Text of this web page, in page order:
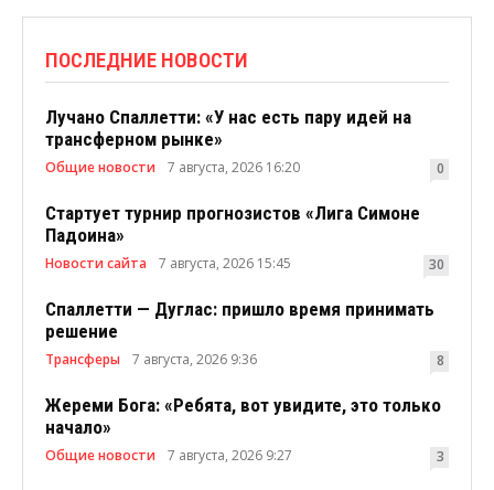
ПОСЛЕДНИЕ НОВОСТИ
Лучано Спаллетти: «У нас есть пару идей на
трансферном рынке»
Общие новости 7 августа, 2026 16:20 0
Стартует турнир прогнозистов «Лига Симоне
Падоина»
Новости сайта 7 августа, 2026 15:45 30
Спаллетти — Дуглас: пришло время принимать
решение
Трансферы 7 августа, 2026 9:36 8
Жереми Бога: «Ребята, вот увидите, это только
начало»
Общие новости 7 августа, 2026 9:27 3